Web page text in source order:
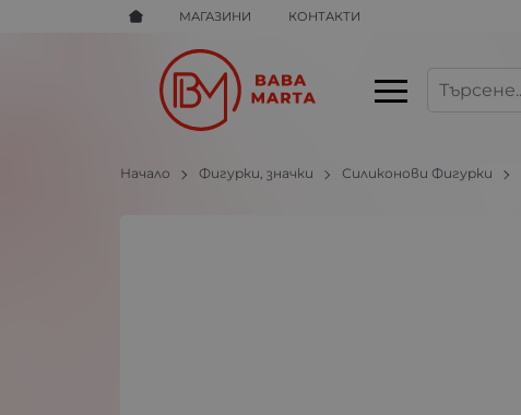
МАГАЗИНИ КОНТАКТИ
Начало Фигурки, значки Силиконови Фигурки